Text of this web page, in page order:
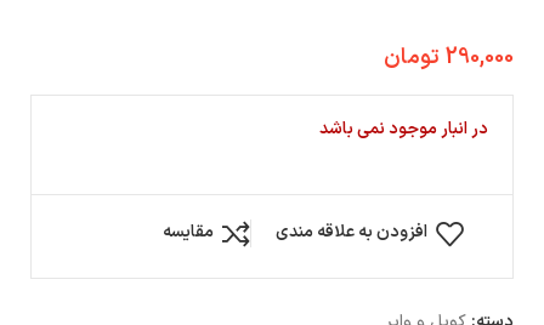
290,000 تومان
در انبار موجود نمی باشد
افزودن به علاقه مندی مقایسه